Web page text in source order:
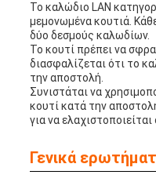
Το καλώδιο LAN
μεμονωμένα κουτιά.
δύο δεσμούς καλωδίων.
Το κουτί πρέπει να
διασφαλίζεται ότι το
την αποστολή.
Συνιστάται να
κουτί κατά την
για να
Γενικά